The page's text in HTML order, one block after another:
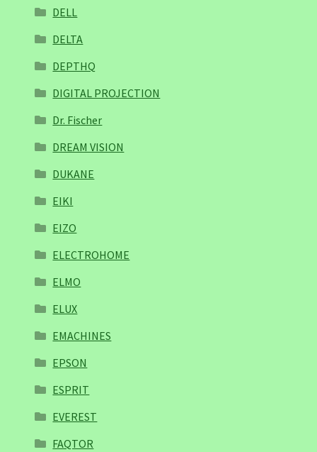
DELL
DELTA
DEPTHQ
DIGITAL PROJECTION
Dr. Fischer
DREAM VISION
DUKANE
EIKI
EIZO
ELECTROHOME
ELMO
ELUX
EMACHINES
EPSON
ESPRIT
EVEREST
FAQTOR